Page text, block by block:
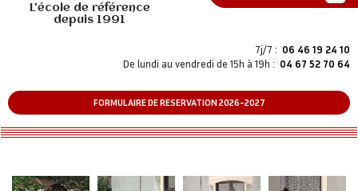
L'école de référence
depuis 1991
7j/7 : 06 46 19 24 10
De lundi au vendredi de 15h à 19h : 04 67 52 70 64
FORMULAIRE DE RESERVATION 2026-2027